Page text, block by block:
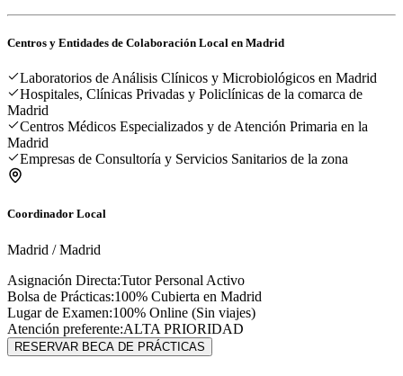
Centros y Entidades de Colaboración Local en Madrid
Laboratorios de Análisis Clínicos y Microbiológicos en Madrid
Hospitales, Clínicas Privadas y Policlínicas de la comarca de
Madrid
Centros Médicos Especializados y de Atención Primaria en la
Madrid
Empresas de Consultoría y Servicios Sanitarios de la zona
Coordinador Local
Madrid /Madrid
Asignación Directa:Tutor Personal Activo
Bolsa de Prácticas:100% Cubierta en Madrid
Lugar de Examen:100% Online (Sin viajes)
Atención preferente:ALTA PRIORIDAD
RESERVAR BECA DE PRÁCTICAS